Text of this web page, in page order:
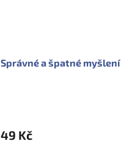
Správné a špatné myšlení
49 Kč